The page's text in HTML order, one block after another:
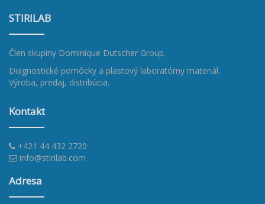
STIRILAB
Člen skupiny Dominique Dutscher Group.
Diagnostické pomôcky a plastový laboratórny materiál.
Výroba, predaj, distribúcia.
Kontakt
+421 44 432 2720
info@stirilab.com
Adresa